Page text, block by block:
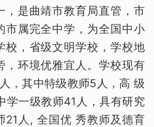
，是曲靖市教育局直管，市
市属完全中学，为全国中小
校，省级文明学校，学校地
，环境优雅宜人。学校现有
，其中特级教师5人，高 级
学一级教师41人，具有研究
21人, 全国优 秀教师及德育